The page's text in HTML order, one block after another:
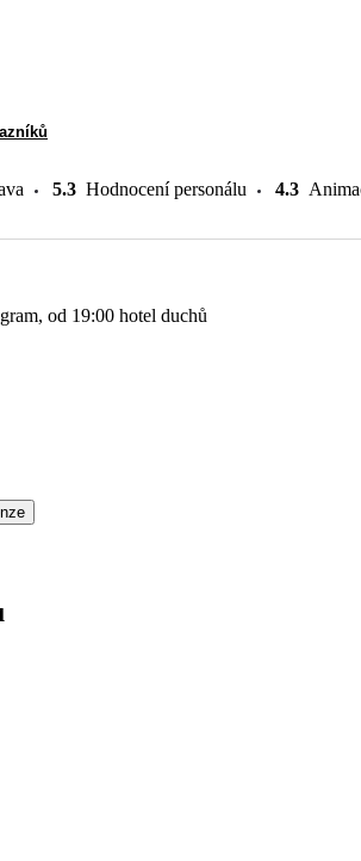
5.3 Hodnocení personálu 4.3
od 19:00 hotel duchů